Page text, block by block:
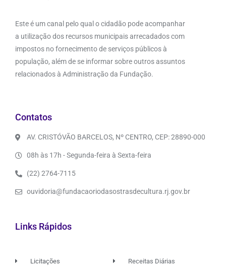
Este é um canal pelo qual o cidadão pode acompanhar
a utilização dos recursos municipais arrecadados com
impostos no fornecimento de serviços públicos à
população, além de se informar sobre outros assuntos
relacionados à Administração da Fundação.
Contatos
AV. CRISTÓVÃO BARCELOS, Nº CENTRO, CEP: 28890-000
08h às 17h - Segunda-feira à Sexta-feira
(22) 2764-7115
ouvidoria@fundacaoriodasostrasdecultura.rj.gov.br
Links Rápidos
Licitações Receitas Diárias